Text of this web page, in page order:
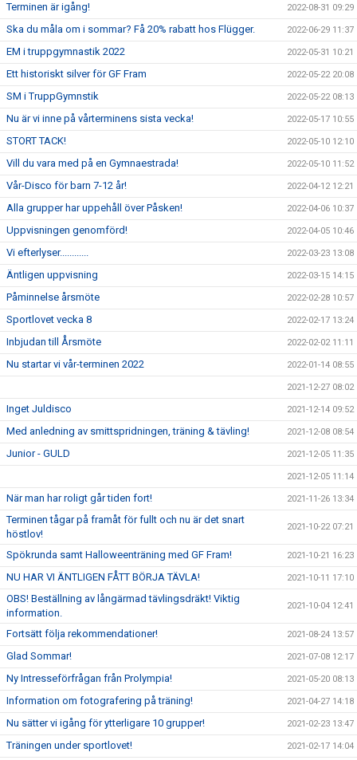
Terminen är igång! 2022-08-31 09:29
Ska du måla om i sommar? Få 20% rabatt hos Flügger. 2022-06-29 11:37
EM i truppgymnastik 2022 2022-05-31 10:21
Ett historiskt silver för GF Fram 2022-05-22 20:08
SM i TruppGymnstik 2022-05-22 08:13
Nu är vi inne på vårterminens sista vecka! 2022-05-17 10:55
STORT TACK! 2022-05-10 12:10
Vill du vara med på en Gymnaestrada! 2022-05-10 11:52
Vår-Disco för barn 7-12 år! 2022-04-12 12:21
Alla grupper har uppehåll över Påsken! 2022-04-06 10:37
Uppvisningen genomförd! 2022-04-05 10:46
Vi efterlyser............ 2022-03-23 13:08
Äntligen uppvisning 2022-03-15 14:15
Påminnelse årsmöte 2022-02-28 10:57
Sportlovet vecka 8 2022-02-17 13:24
Inbjudan till Årsmöte 2022-02-02 11:11
Nu startar vi vår-terminen 2022 2022-01-14 08:55
2021-12-27 08:02
Inget Juldisco 2021-12-14 09:52
Med anledning av smittspridningen, träning & tävling! 2021-12-08 08:54
Junior - GULD 2021-12-05 11:35
2021-12-05 11:14
När man har roligt går tiden fort! 2021-11-26 13:34
Terminen tågar på framåt för fullt och nu är det snart
höstlov!
2021-10-22 07:21
Spökrunda samt Halloweenträning med GF Fram! 2021-10-21 16:23
NU HAR VI ÄNTLIGEN FÅTT BÖRJA TÄVLA! 2021-10-11 17:10
OBS! Beställning av långärmad tävlingsdräkt! Viktig
information.
2021-10-04 12:41
Fortsätt följa rekommendationer! 2021-08-24 13:57
Glad Sommar! 2021-07-08 12:17
Ny Intresseförfrågan från Prolympia! 2021-05-20 08:13
Information om fotografering på träning! 2021-04-27 14:18
Nu sätter vi igång för ytterligare 10 grupper! 2021-02-23 13:47
Träningen under sportlovet! 2021-02-17 14:04